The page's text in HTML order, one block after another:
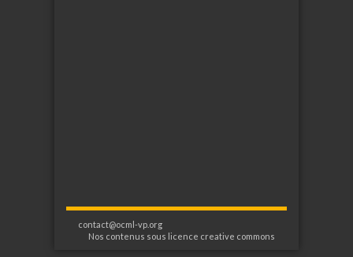
contact@ocml-vp.org
Nos contenus sous licence creative commons